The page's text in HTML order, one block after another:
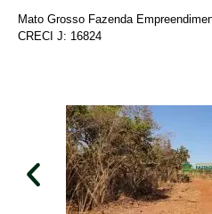
Mato Grosso Fazenda
CRECI J: 16824